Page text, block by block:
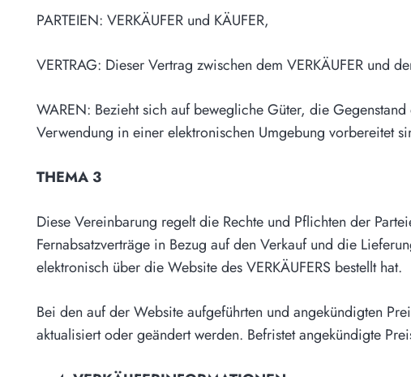
PARTEIEN: VERKÄUFER und KÄUFER,
VERTRAG: Dieser Vertrag zwischen dem VERKÄUFER und
WAREN: Bezieht sich auf bewegliche Güter, die
Verwendung in einer elektronischen Umgebung vorbereitet
THEMA 3
Diese Vereinbarung regelt die Rechte und Pflichten der
Fernabsatzverträge in Bezug auf den Verkauf und die
elektronisch über die Website des VERKÄUFERS bestellt hat.
Bei den auf der Website aufgeführten und angekündigten
aktualisiert oder geändert werden. Befristet angekündigte